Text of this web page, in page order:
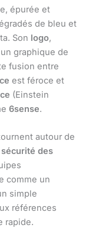
épurée et
de bleu et
Son logo,
graphique de
fusion entre
est féroce et
(Einstein
6sense.
autour de
sécurité des
comme un
simple
références
rapide.